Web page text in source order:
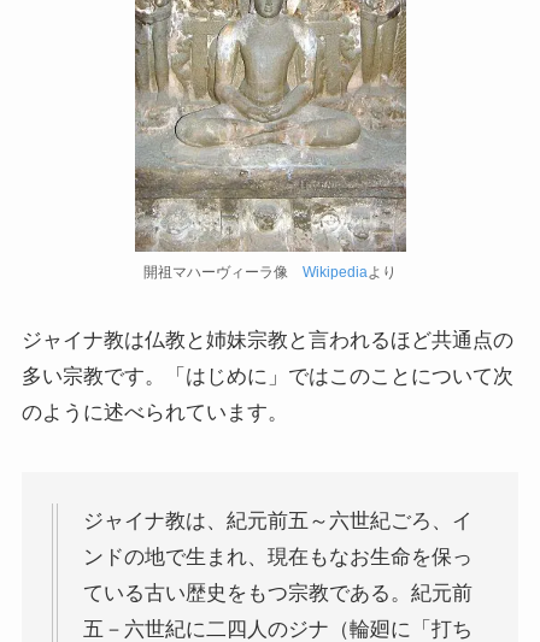
ドストエフスキー論
ドストエフスキーとキリスト教
ドストエフスキーとフロイトの父親殺し
ドストエフスキーゆかりの地を巡る旅
ドストエフスキー、妻と歩んだ運命の旅～狂気と愛
の西欧旅行
独ソ戦・冷戦下の世界
レーニン・スターリン時代のソ連の歴史
開祖マハーヴィーラ像 Wikipediaより
ジャイナ教は仏教と姉妹宗教と言われるほど共通点の
多い宗教です。「はじめに」ではこのことについて次
のように述べられています。
ジャイナ教は、紀元前五～六世紀ごろ、イ
ンドの地で生まれ、現在もなお生命を保っ
ている古い歴史をもつ宗教である。紀元前
五－六世紀に二四人のジナ（輪廻に「打ち